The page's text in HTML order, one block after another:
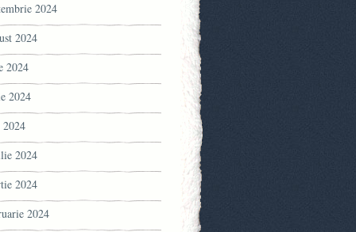
2024
2024
2024
2024
2024
2024
2024